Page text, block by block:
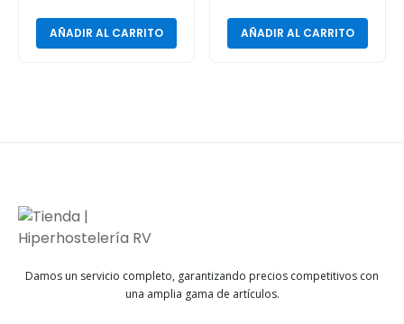
AÑADIR AL CARRITO AÑADIR AL CARRITO
Damos un servicio completo, garantizando precios competitivos con
una amplia gama de artículos.